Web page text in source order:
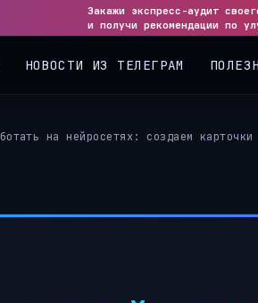
Закажи экспресс-аудит
и получи рекомендации по
на нейросетях: создаем